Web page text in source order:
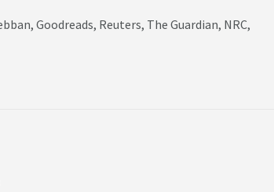
Goodreads, Reuters, The Guardian, NRC,